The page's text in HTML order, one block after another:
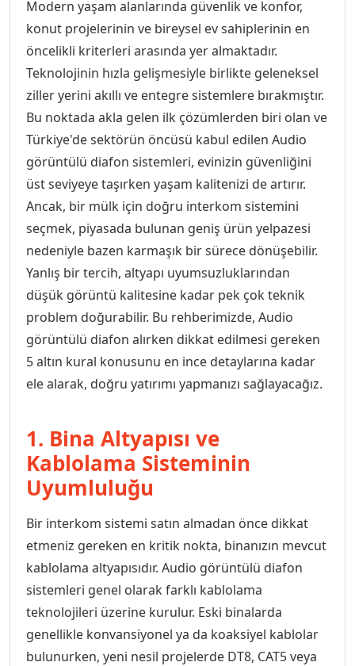
Sıva Üstü Kare Boş Kasalar
Siva Üstü Led Paneller
Sıva Üstü Led Paneller
Ürünleri & Aksesurları
Ziller
Goya Yüksek Tavan Armatürü
Audio Görüntülü Diafon Setleri
Audio Kameralı Zil panelleri
Audio Sesli Diafon Paket Fiyatları
Audio Sesli Diafonlar
Audio Şifreli Şifresiz Zil Butonları
Görüntülü Diafon Kapakları
Zaman Saatleri
Motor Koruma Şalterleri
Trifaze Sigorta
Exen Karel Mocha Anahtar Prizler
Exen Karel Titanyum Siyah
Exen Odak Antrasit Anahtar
Exen Odak Füme Anahtar Prizler
Tekli Anahtar Serisi
Topraklı Priz Serisi
Topraksız Priz
Üçlü Anahtar Serisi
Vavien Anahtar Serisi
Zil Anahtar Serisi
Modern yaşam alanlarında güvenlik ve konfor,
konut projelerinin ve bireysel ev sahiplerinin en
öncelikli kriterleri arasında yer almaktadır.
Teknolojinin hızla gelişmesiyle birlikte geleneksel
ziller yerini akıllı ve entegre sistemlere bırakmıştır.
Bu noktada akla gelen ilk çözümlerden biri olan ve
Türkiye'de sektörün öncüsü kabul edilen Audio
görüntülü diafon sistemleri, evinizin güvenliğini
üst seviyeye taşırken yaşam kalitenizi de artırır.
Ancak, bir mülk için doğru interkom sistemini
seçmek, piyasada bulunan geniş ürün yelpazesi
nedeniyle bazen karmaşık bir sürece dönüşebilir.
Yanlış bir tercih, altyapı uyumsuzluklarından
düşük görüntü kalitesine kadar pek çok teknik
problem doğurabilir. Bu rehberimizde, Audio
görüntülü diafon alırken dikkat edilmesi gereken
5 altın kural konusunu en ince detaylarına kadar
ele alarak, doğru yatırımı yapmanızı sağlayacağız.
1. Bina Altyapısı ve
Kablolama Sisteminin
Uyumluluğu
Bir interkom sistemi satın almadan önce dikkat
etmeniz gereken en kritik nokta, binanızın mevcut
kablolama altyapısıdır. Audio görüntülü diafon
sistemleri genel olarak farklı kablolama
teknolojileri üzerine kurulur. Eski binalarda
genellikle konvansiyonel ya da koaksiyel kablolar
bulunurken, yeni nesil projelerde DT8, CAT5 veya